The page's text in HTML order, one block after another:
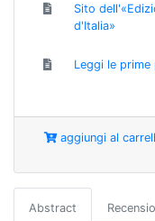
Sito
d'Italia»
Leggi le prime
aggiungi al
Abstract